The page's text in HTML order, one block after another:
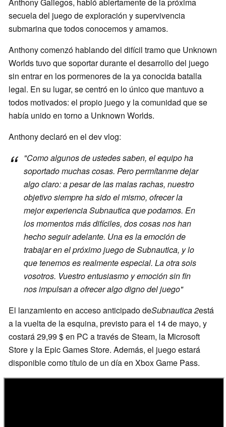
secuela del juego de exploración y supervivencia
submarina que todos conocemos y amamos.
Anthony comenzó hablando del difícil tramo que Unknown
Worlds tuvo que soportar durante el desarrollo del juego
sin entrar en los pormenores de la ya conocida batalla
legal. En su lugar, se centró en lo único que mantuvo a
todos motivados: el propio juego y la comunidad que se
había unido en torno a Unknown Worlds.
Anthony declaró en el dev vlog:
"Como algunos de ustedes saben, el equipo ha
soportado muchas cosas. Pero permítanme dejar
algo claro: a pesar de las malas rachas, nuestro
objetivo siempre ha sido el mismo, ofrecer la
mejor experiencia Subnautica que podamos. En
los momentos más difíciles, dos cosas nos han
hecho seguir adelante. Una es la emoción de
trabajar en el próximo juego de Subnautica, y lo
que tenemos es realmente especial. La otra sois
vosotros. Vuestro entusiasmo y emoción sin fin
nos impulsan a ofrecer algo digno del juego"
El lanzamiento en acceso anticipado deSubnautica 2está
a la vuelta de la esquina, previsto para el 14 de mayo, y
costará 29,99 $ en PC a través de Steam, la Microsoft
Store y la Epic Games Store. Además, el juego estará
disponible como título de un día en Xbox Game Pass.